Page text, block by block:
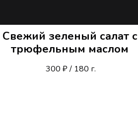
Свежий зеленый салат с
трюфельным маслом
300 ₽ / 180 г.